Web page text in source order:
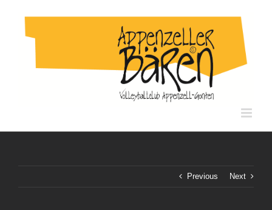
content
Previous Next